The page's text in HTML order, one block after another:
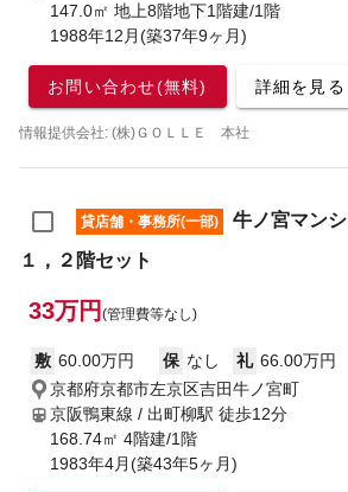
147.0㎡ 地上8階地下1階建/1階
1988年12月(築37年9ヶ月)
お問い合わせ(無料) 詳細を見る
情報提供会社: (株)ＧＯＬＬＥ 本社
貸店舗・事務所(一部)
牛ノ宮マン
１，２階セット
33万円 (管理費等なし)
敷 60.00万円 保 なし 礼 66.00万円
京都府京都市左京区吉田牛ノ宮町
京阪鴨東線 / 出町柳駅 徒歩12分
168.74㎡ 4階建/1階
1983年4月(築43年5ヶ月)